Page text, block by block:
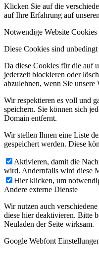
Klicken Sie auf die
auf Ihre Erfahrung auf
Notwendige Website Cookies
Diese Cookies sind
Da diese Cookies für die auf
jederzeit blockieren oder
abzulehnen, wenn Sie unsere
Wir respektieren es voll und
speichern. Sie können sich
Domain entfernt.
Wir stellen Ihnen eine Liste
gespeichert werden. Diese
Aktivieren, damit die
wird. Andernfalls wird diese
Hier klicken, um
Andere externe Dienste
Wir nutzen auch
diese hier deaktivieren. Bitte
Neuladen der Seite wirksam.
Google Webfont